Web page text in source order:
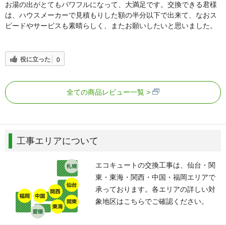
お湯の出がとてもパワフルになって、大満足です。交換できる君様
は、ハウスメーカーで見積もりした額の半分以下で出来て、なおス
ピードやサービスも素晴らしく、またお願いしたいと思いました。
役に立った 0
全ての商品レビュー一覧
工事エリアについて
エコキュートの交換工事は、仙台・関
東・東海・関西・中国・福岡エリアで
承っております。各エリアの詳しい対
象地区はこちらでご確認ください。